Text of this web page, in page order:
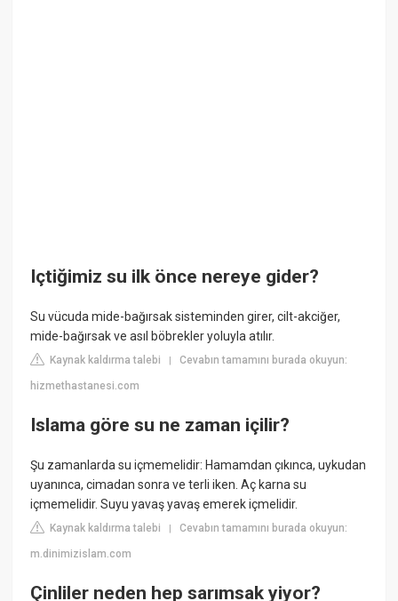
Içtiğimiz su ilk önce nereye gider?
Su vücuda mide-bağırsak sisteminden girer, cilt-akciğer,
mide-bağırsak ve asıl böbrekler yoluyla atılır.
Kaynak kaldırma talebi |Cevabın tamamını burada okuyun:
hizmethastanesi.com
Islama göre su ne zaman içilir?
Şu zamanlarda su içmemelidir: Hamamdan çıkınca, uykudan
uyanınca, cimadan sonra ve terli iken. Aç karna su
içmemelidir. Suyu yavaş yavaş emerek içmelidir.
Kaynak kaldırma talebi |Cevabın tamamını burada okuyun:
m.dinimizislam.com
Çinliler neden hep sarımsak yiyor?